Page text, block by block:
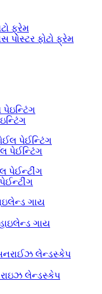
ફ્રેમ
પોસ્ટર ફોટો ફ્રેમ
પેઈન્ટિંગ
ગાય
લેન્ડસ્કેપ